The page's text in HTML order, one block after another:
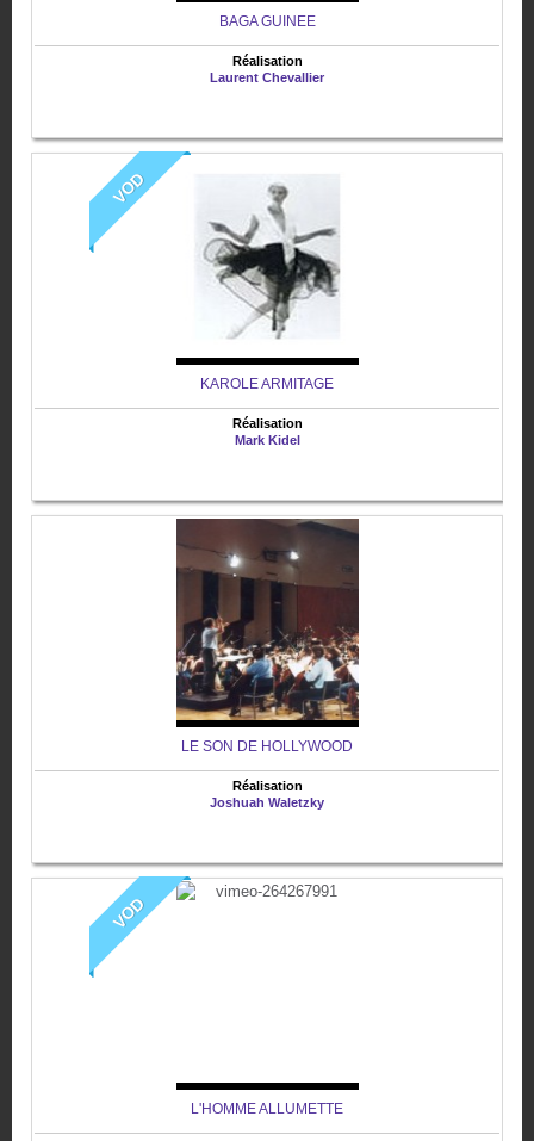
BAGA GUINEE
Réalisation
Laurent Chevallier
VOD
KAROLE ARMITAGE
Réalisation
Mark Kidel
LE SON DE HOLLYWOOD
Réalisation
Joshuah Waletzky
VOD
L'HOMME ALLUMETTE